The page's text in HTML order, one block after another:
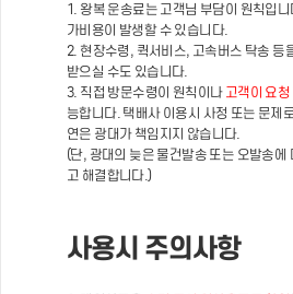
1. 왕복 운송료는 고객님 부담이 원칙입
가비용이 발생할 수 있습니다.
2. 현장수령, 퀵서비스, 고속버스 탁송 등
받으실 수도 있습니다.
3. 직접 방문수령이 원칙이나 고객이 요청
능합니다. 택배사 이용시 사정 또는 문제
연은 광대가 책임지지 않습니다.
(단, 광대의 늦은 물건발송 또는 오발송에
고 해결합니다.)
사용시 주의사항